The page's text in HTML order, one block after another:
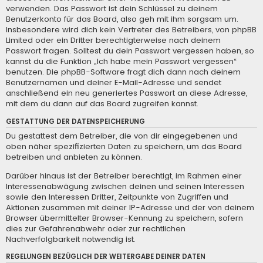
verwenden. Das Passwort ist dein Schlüssel zu deinem
Benutzerkonto für das Board, also geh mit ihm sorgsam um.
Insbesondere wird dich kein Vertreter des Betreibers, von phpBB
Limited oder ein Dritter berechtigterweise nach deinem
Passwort fragen. Solltest du dein Passwort vergessen haben, so
kannst du die Funktion „Ich habe mein Passwort vergessen“
benutzen. Die phpBB-Software fragt dich dann nach deinem
Benutzernamen und deiner E-Mail-Adresse und sendet
anschließend ein neu generiertes Passwort an diese Adresse,
mit dem du dann auf das Board zugreifen kannst.
GESTATTUNG DER DATENSPEICHERUNG
Du gestattest dem Betreiber, die von dir eingegebenen und
oben näher spezifizierten Daten zu speichern, um das Board
betreiben und anbieten zu können.
Darüber hinaus ist der Betreiber berechtigt, im Rahmen einer
Interessenabwägung zwischen deinen und seinen Interessen
sowie den Interessen Dritter, Zeitpunkte von Zugriffen und
Aktionen zusammen mit deiner IP-Adresse und der von deinem
Browser übermittelter Browser-Kennung zu speichern, sofern
dies zur Gefahrenabwehr oder zur rechtlichen
Nachverfolgbarkeit notwendig ist.
REGELUNGEN BEZÜGLICH DER WEITERGABE DEINER DATEN